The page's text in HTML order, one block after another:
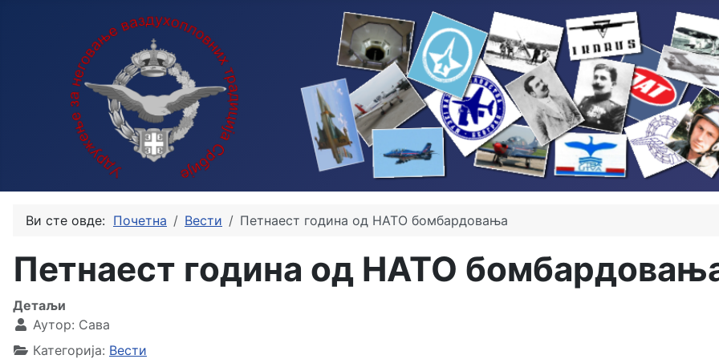
Ви сте овде: Почетна Вести Петнаест година од НАТО бомбардовања
Петнаест година од НАТО
Детаљи
Аутор: Сава
Категорија: Вести